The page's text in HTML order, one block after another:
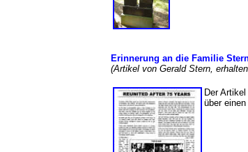
Erinnerung an die Familie
(Artikel von Gerald Stern,
Der
über